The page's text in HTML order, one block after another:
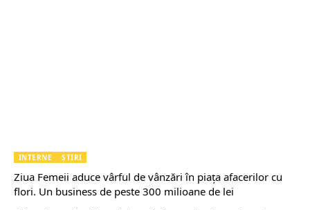
INTERNE ȘTIRI
Ziua Femeii aduce vârful de vânzări în piața afacerilor cu
flori. Un business de peste 300 milioane de lei